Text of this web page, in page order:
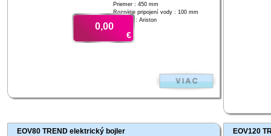
Priemer : 450 mm
Rozpätie pripojení vody : 100 mm
Výrobca : Ariston
0,00
€
EOV80 TREND elektrický bojler EOV120